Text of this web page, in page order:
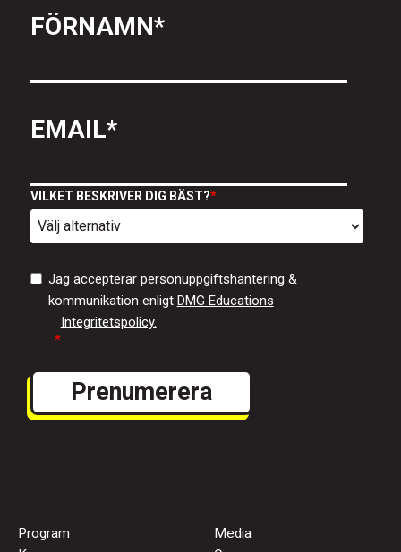
FÖRNAMN*
EMAIL*
VILKET BESKRIVER DIG BÄST?*
Jag accepterar personuppgiftshantering &
kommunikation enligt DMG Educations
Integritetspolicy.
*
Program
Media